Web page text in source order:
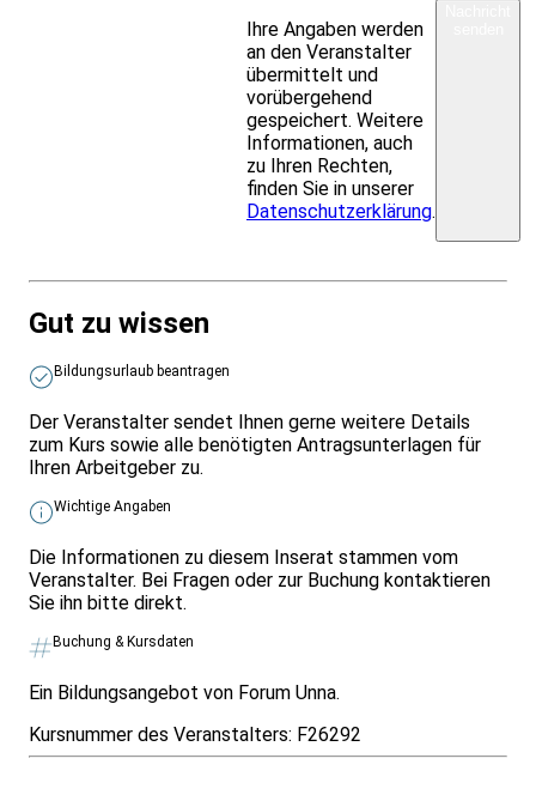
Ihre Angaben werden
an den Veranstalter
übermittelt und
vorübergehend
gespeichert. Weitere
Informationen, auch
zu Ihren Rechten,
finden Sie in unserer
Datenschutzerklärung.
Gut zu wissen
Bildungsurlaub beantragen
Der Veranstalter sendet Ihnen gerne weitere Details
zum Kurs sowie alle benötigten Antragsunterlagen für
Ihren Arbeitgeber zu.
Wichtige Angaben
Die Informationen zu diesem Inserat stammen vom
Veranstalter. Bei Fragen oder zur Buchung kontaktieren
Sie ihn bitte direkt.
Buchung & Kursdaten
Ein Bildungsangebot von Forum Unna.
Kursnummer des Veranstalters: F26292